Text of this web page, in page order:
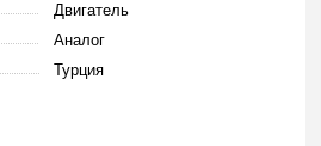
Двигатель
Аналог
Турция